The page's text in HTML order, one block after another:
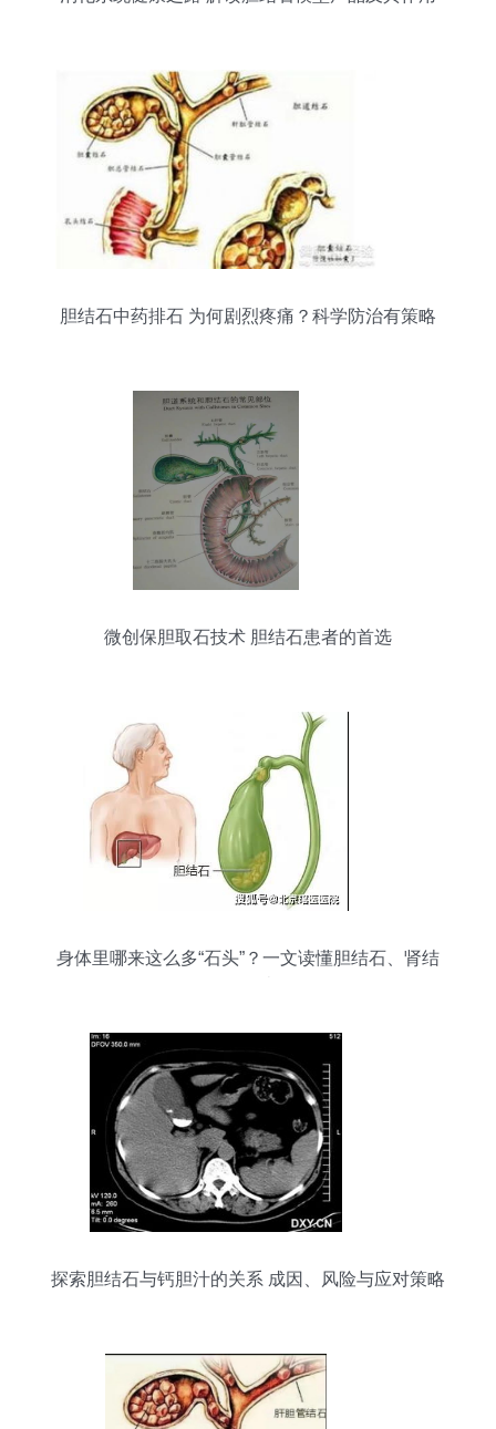
胆结石中药排石 为何剧烈疼痛？科学防治有策略
微创保胆取石技术 胆结石患者的首选
身体里哪来这么多“石头”？一文读懂胆结石、肾结
探索胆结石与钙胆汁的关系 成因、风险与应对策略